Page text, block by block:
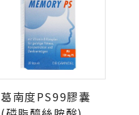
葛南度PS99膠囊